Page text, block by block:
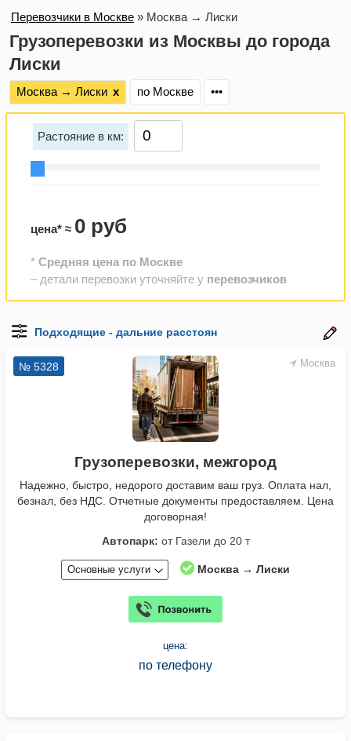
Перевозчики в Москве » Москва → Лиски
Грузоперевозки из Москвы до города
Лиски
Москва → Лиски х по Москве •••
Растояние в км:
цена* ≈ 0 руб
* Средняя цена по Москве
– детали перевозки уточняйте у перевозчиков
Москва
№ 5328
Грузоперевозки, межгород
Надежно, быстро, недорого доставим ваш груз. Оплата нал,
безнал, без НДС. Отчетные документы предоставляем. Цена
договорная!
Автопарк: от Газели до 20 т
Основные услуги Москва → Лиски
цена:
по телефону